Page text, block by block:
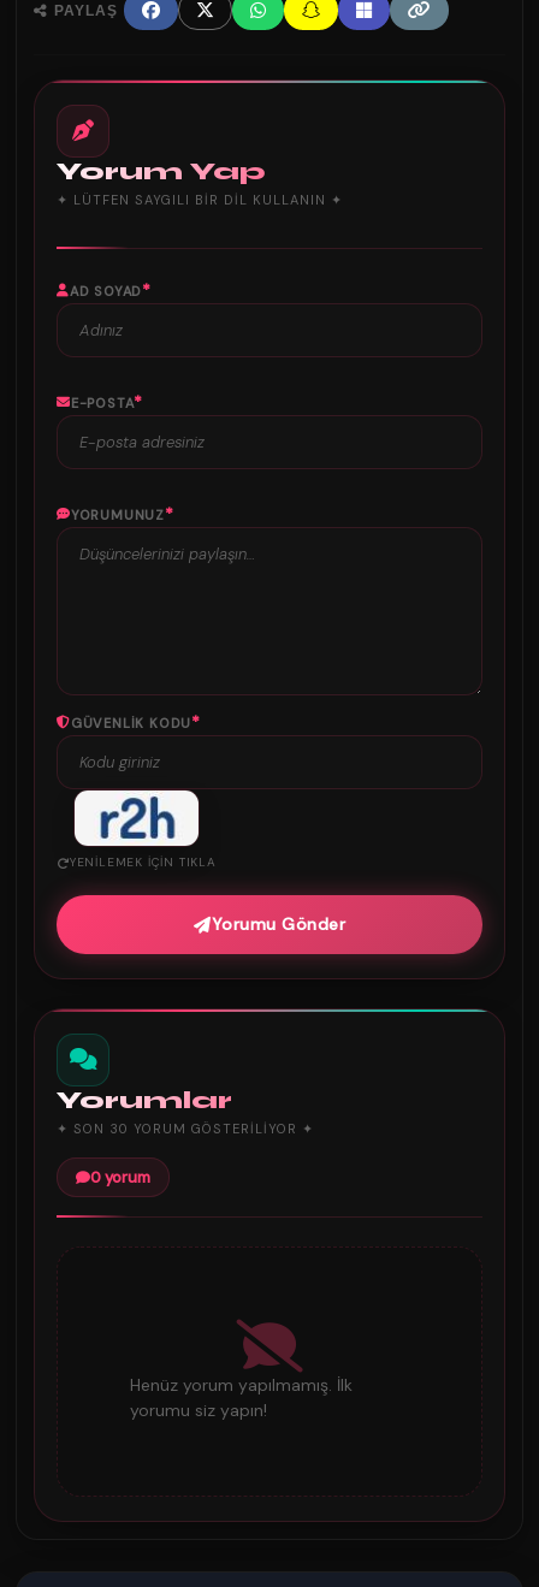
PAYLAŞ
Yorum Yap
✦ LÜTFEN SAYGILI BIR DIL KULLANIN ✦
AD SOYAD*
E-POSTA*
YORUMUNUZ*
GÜVENLIK KODU*
YENILEMEK IÇIN TIKLA
Yorumu Gönder
Yorumlar
✦ SON 30 YORUM GÖSTERILIYOR ✦
0 yorum
Henüz yorum yapılmamış. İlk
yorumu siz yapın!